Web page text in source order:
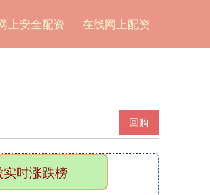
上安全配资 在线网上配资
回购
时涨跌榜